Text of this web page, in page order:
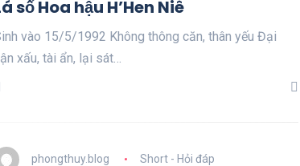
số Hoa hậu H’Hen Niê
vào 15/5/1992 Không thông căn, thân yếu Đại
xấu, tài ẩn, lại sát…
phongthuy.blog Short - Hỏi đáp